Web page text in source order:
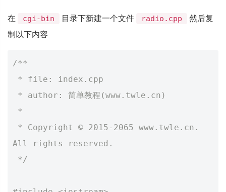
在 cgi-bin 目录下新建一个文件 radio.cpp
然后复
制以下内容
/**
* file: index.cpp
* author: 简单教程(www.twle.cn)
*
All rights reserved.
*/